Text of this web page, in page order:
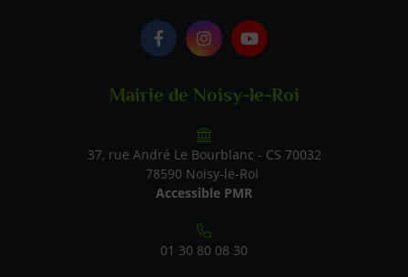
Logo Facebook
Logo Instagram
Logo Youtube
Mairie de Noisy-le-Roi
37, rue André Le Bourblanc - CS 70032
78590 Noisy-le-Roi
Accessible PMR
01 30 80 08 30